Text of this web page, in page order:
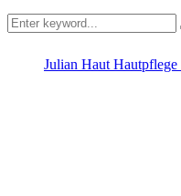
Julian Haut Hautpflege